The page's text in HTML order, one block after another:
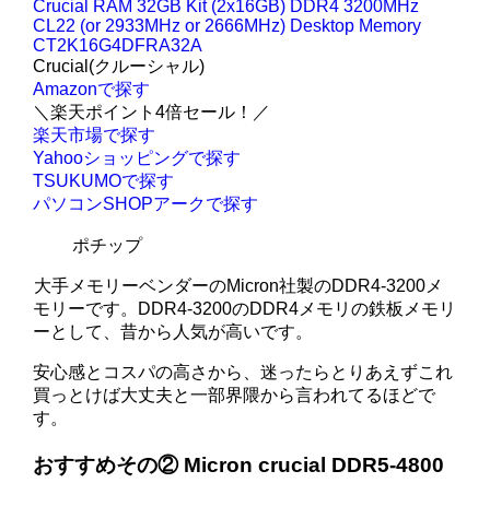
Crucial RAM 32GB Kit (2x16GB) DDR4 3200MHz
CL22 (or 2933MHz or 2666MHz) Desktop Memory
CT2K16G4DFRA32A
Crucial(クルーシャル)
Amazonで探す
＼楽天ポイント4倍セール！／
楽天市場で探す
Yahooショッピングで探す
TSUKUMOで探す
パソコンSHOPアークで探す
ポチップ
大手メモリーベンダーのMicron社製のDDR4-3200メ
モリーです。DDR4-3200のDDR4メモリの鉄板メモリ
ーとして、昔から人気が高いです。
安心感とコスパの高さから、迷ったらとりあえずこれ
買っとけば大丈夫と一部界隈から言われてるほどで
す。
おすすめその② Micron crucial DDR5-4800